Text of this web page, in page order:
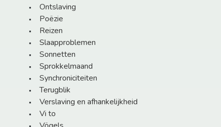
Ontslaving
Poëzie
Reizen
Slaapproblemen
Sonnetten
Sprokkelmaand
Synchroniciteiten
Terugblik
Verslaving en afhankelijkheid
Vi to